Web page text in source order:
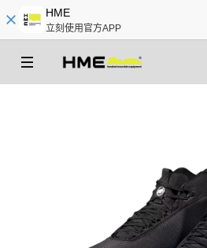
HME
立刻使用官方APP